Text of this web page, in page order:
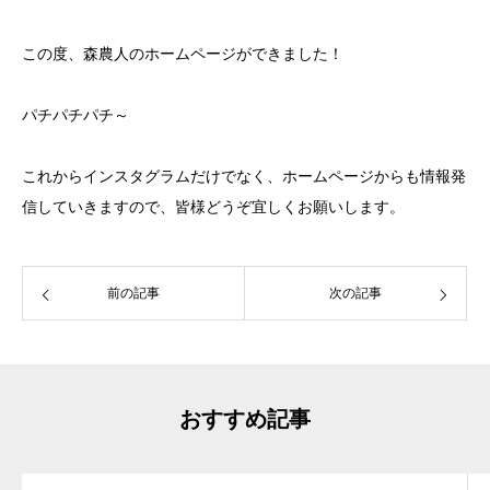
お問合せはこちら
この度、森農人のホームページができました！
パチパチパチ～
これからインスタグラムだけでなく、ホームページからも情報発
信していきますので、皆様どうぞ宜しくお願いします。
前の記事 次の記事
おすすめ記事